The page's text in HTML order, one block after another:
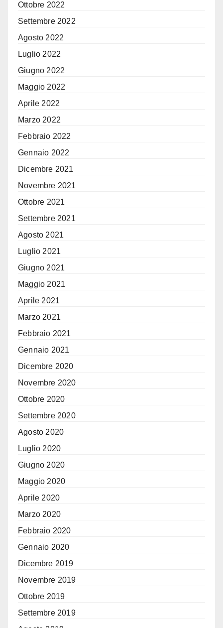
Ottobre 2022
Settembre 2022
Agosto 2022
Luglio 2022
Giugno 2022
Maggio 2022
Aprile 2022
Marzo 2022
Febbraio 2022
Gennaio 2022
Dicembre 2021
Novembre 2021
Ottobre 2021
Settembre 2021
Agosto 2021
Luglio 2021
Giugno 2021
Maggio 2021
Aprile 2021
Marzo 2021
Febbraio 2021
Gennaio 2021
Dicembre 2020
Novembre 2020
Ottobre 2020
Settembre 2020
Agosto 2020
Luglio 2020
Giugno 2020
Maggio 2020
Aprile 2020
Marzo 2020
Febbraio 2020
Gennaio 2020
Dicembre 2019
Novembre 2019
Ottobre 2019
Settembre 2019